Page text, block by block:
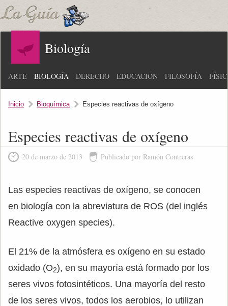
Biología
ARTE BIOLOGÍA DERECHO EDUCACIÓN FILOSOFÍA
Inicio Bioquímica Especies reactivas de oxígeno
Especies reactivas de oxígeno
20 de marzo de 2013 Publicado por Ramón Contreras
Las especies reactivas de oxígeno, se conocen
en biología con la abreviatura de ROS (del inglés
Reactive oxygen species).
El 21% de la atmósfera es oxígeno en su estado
oxidado (O2), en su mayoría está formado por los
seres vivos fotosintéticos. Una mayoría del resto
de los seres vivos, todos los aerobios, lo utilizan